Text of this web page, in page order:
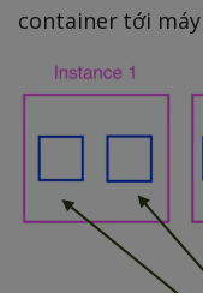
container tới máy